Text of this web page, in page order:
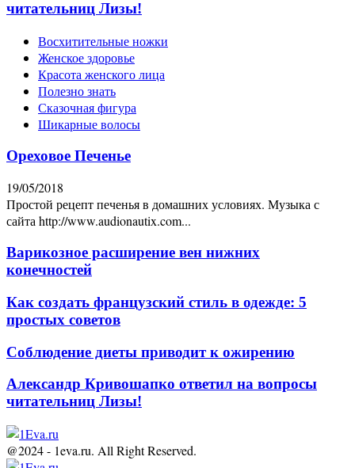
читательниц Лизы!
Восхитительные ножки
Женское здоровье
Красота женского лица
Полезно знать
Сказочная фигура
Шикарные волосы
Ореховое Печенье
19/05/2018
Простой рецепт печенья в домашних условиях. Музыка с
сайта http://www.audionautix.com...
Варикозное расширение вен нижних
конечностей
Как создать французский стиль в одежде: 5
простых советов
Соблюдение диеты приводит к ожирению
Александр Кривошапко ответил на вопросы
читательниц Лизы!
@2024 - 1eva.ru. All Right Reserved.